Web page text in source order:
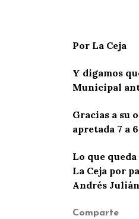
Por La Ceja
Y digamos
Municipal
Gracias a su
apretada 7 a
Lo que
La Ceja por
Andrés
Comparte